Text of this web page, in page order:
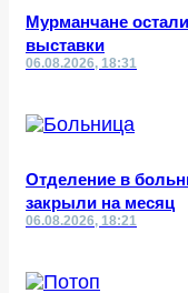
Мурманчане
выставки
06.08.2026, 18:31
Отделение в
закрыли на месяц
06.08.2026, 18:21